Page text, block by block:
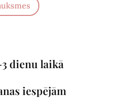
3 dienu laikā
iespējām